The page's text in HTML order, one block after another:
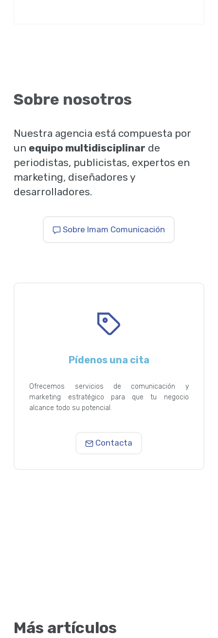
Sobre nosotros
Nuestra agencia está compuesta por
un equipo multidisciplinar de
periodistas, publicistas, expertos en
marketing, diseñadores y
desarrolladores.
Sobre Imam Comunicación
Pídenos una cita
Ofrecemos servicios de comunicación y
marketing estratégico para que tu negocio
alcance todo su potencial.
Contacta
Más artículos